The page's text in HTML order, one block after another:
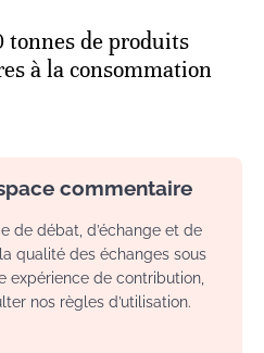
tonnes de produits
à la consommation
commentaire
de débat, d’échange et de
qualité des échanges sous
expérience de contribution,
nos règles d’utilisation.